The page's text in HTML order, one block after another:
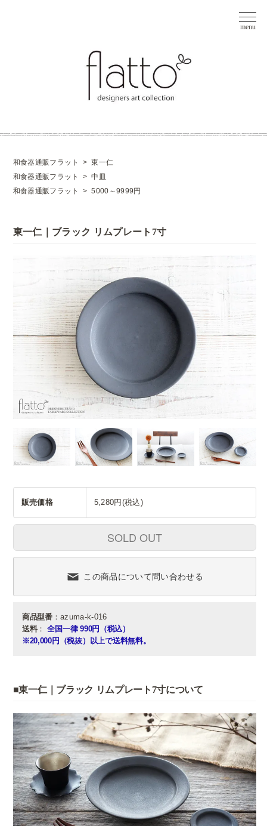
和食器通販フラット >東一仁
和食器通販フラット
>中皿
和食器通販フラット
>5000～9999円
東一仁｜ブラック リムプレート7寸
販売価格 5,280円(税込)
SOLD OUT
この商品について問い合わせる
商品型番：azuma-k-016
送料： 全国一律 990円（税込）
※20,000円（税抜）以上で送料無料。
■東一仁｜ブラック リムプレート7寸について